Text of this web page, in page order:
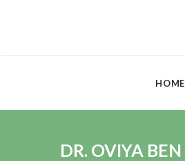
HOME
DR. OVIYA BEN